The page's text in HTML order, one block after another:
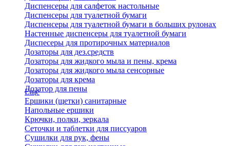
Диспенсеры для салфеток настольные
Диспенсеры для туалетной бумаги
Диспенсеры для туалетной бумаги в больших рулонах
Настенные диспенсеры для туалетной бумаги
Диспесеры для протирочных материалов
Дозаторы для дез.средств
Дозаторы для жидкого мыла и пены, крема
Дозаторы для жидкого мыла сенсорные
Дозаторы для крема
Дозатор для пены
Еще
Ершики (щетки) санитарные
Напольные ершики
Крючки, полки, зеркала
Сеточки и таблетки для писсуаров
Сушилки для рук, фены